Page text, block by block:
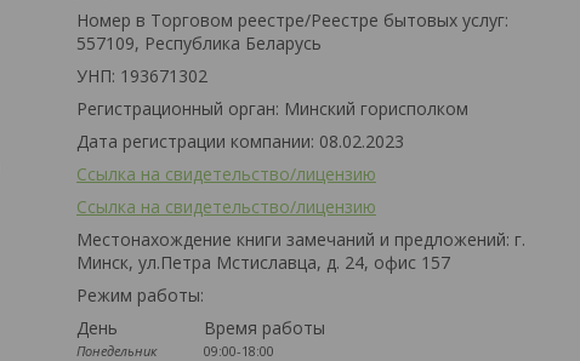
Номер в Торговом реестре/Реестре бытовых услуг:
557109, Республика Беларусь
УНП: 193671302
Регистрационный орган: Минский горисполком
Дата регистрации компании: 08.02.2023
Ссылка на свидетельство/лицензию
Ссылка на свидетельство/лицензию
Местонахождение книги замечаний и предложений: г.
Минск, ул.Петра Мстиславца, д. 24, офис 157
Режим работы:
День
Время работы
Понедельник
09:00-18:00